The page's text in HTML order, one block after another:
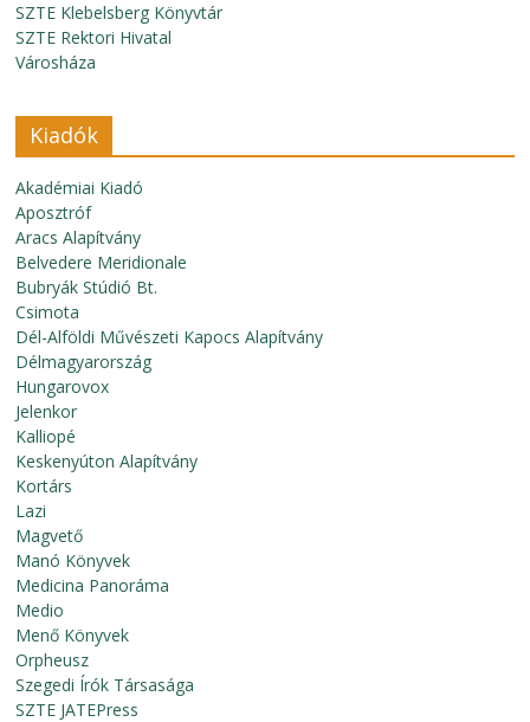
SZTE Klebelsberg Könyvtár
SZTE Rektori Hivatal
Városháza
Kiadók
Akadémiai Kiadó
Aposztróf
Aracs Alapítvány
Belvedere Meridionale
Bubryák Stúdió Bt.
Csimota
Dél-Alföldi Művészeti Kapocs Alapítvány
Délmagyarország
Hungarovox
Jelenkor
Kalliopé
Keskenyúton Alapítvány
Kortárs
Lazi
Magvető
Manó Könyvek
Medicina Panoráma
Medio
Menő Könyvek
Orpheusz
Szegedi Írók Társasága
SZTE JATEPress